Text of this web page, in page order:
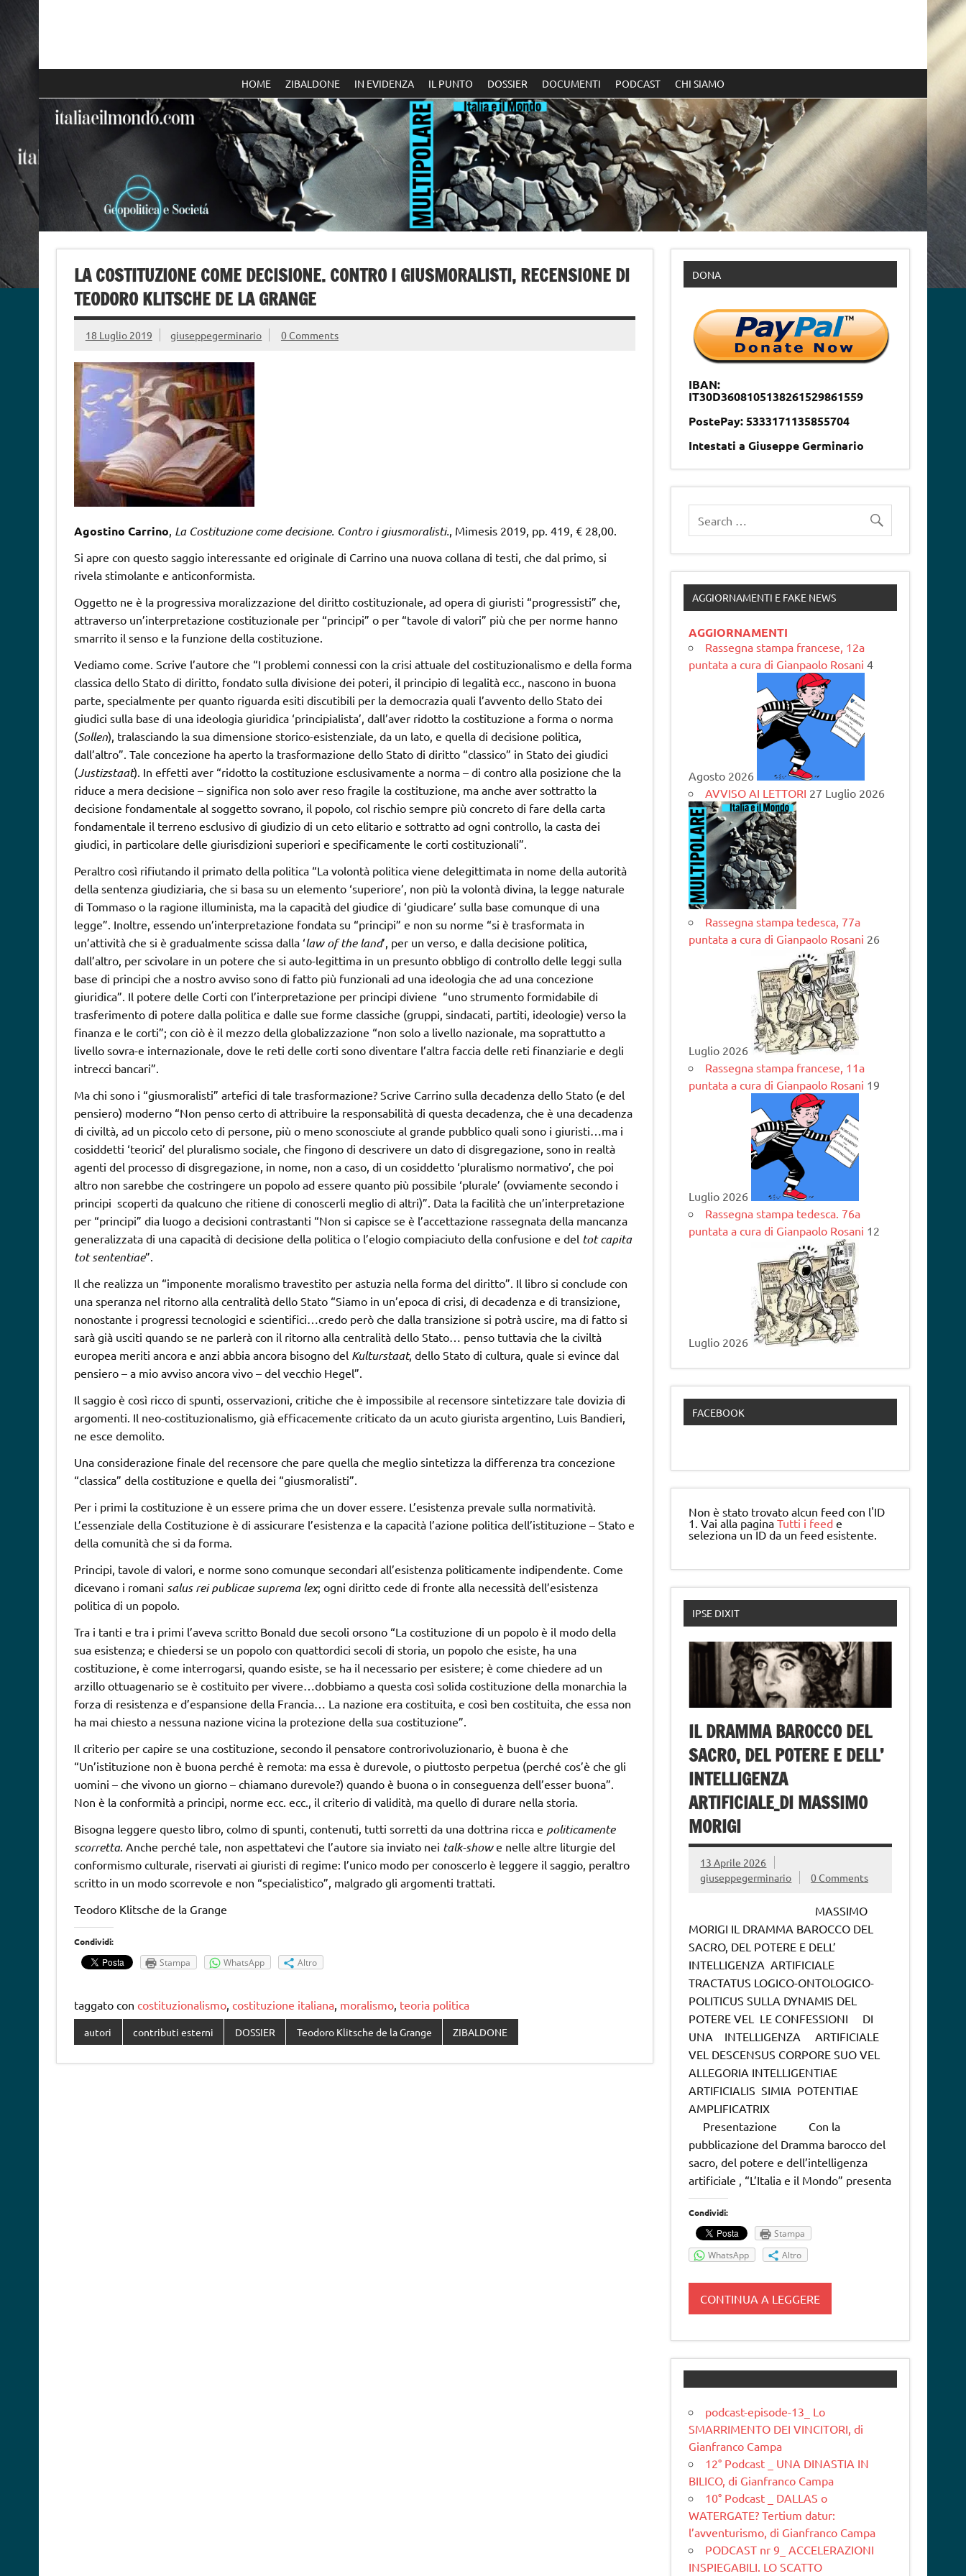
HOME ZIBALDONE IN EVIDENZA IL PUNTO DOSSIER DOCUMENTI PODCAST CHI SIAMO
LA COSTITUZIONE COME DECISIONE. CONTRO I GIUSMORALISTI, RECENSIONE DI
TEODORO KLITSCHE DE LA GRANGE
18 Luglio 2019 giuseppegerminario 0 Comments
Agostino Carrino, La Costituzione come decisione. Contro i giusmoralisti., Mimesis 2019, pp. 419, € 28,00.
Si apre con questo saggio interessante ed originale di Carrino una nuova collana di testi, che dal primo, si
rivela stimolante e anticonformista.
Oggetto ne è la progressiva moralizzazione del diritto costituzionale, ad opera di giuristi “progressisti” che,
attraverso un’interpretazione costituzionale per “principi” o per “tavole di valori” più che per norme hanno
smarrito il senso e la funzione della costituzione.
Vediamo come. Scrive l’autore che “I problemi connessi con la crisi attuale del costituzionalismo e della forma
classica dello Stato di diritto, fondato sulla divisione dei poteri, il principio di legalità ecc., nascono in buona
parte, specialmente per quanto riguarda esiti discutibili per la democrazia quali l’avvento dello Stato dei
giudici sulla base di una ideologia giuridica ‘principialista’, dall’aver ridotto la costituzione a forma o norma
(Sollen), tralasciando la sua dimensione storico-esistenziale, da un lato, e quella di decisione politica,
dall’altro”. Tale concezione ha aperto la trasformazione dello Stato di diritto “classico” in Stato dei giudici
(Justizstaat). In effetti aver “ridotto la costituzione esclusivamente a norma – di contro alla posizione che la
riduce a mera decisione – significa non solo aver reso fragile la costituzione, ma anche aver sottratto la
decisione fondamentale al soggetto sovrano, il popolo, col rischio sempre più concreto di fare della carta
fondamentale il terreno esclusivo di giudizio di un ceto elitario e sottratto ad ogni controllo, la casta dei
giudici, in particolare delle giurisdizioni superiori e specificamente le corti costituzionali”.
Peraltro così rifiutando il primato della politica “La volontà politica viene delegittimata in nome della autorità
della sentenza giudiziaria, che si basa su un elemento ‘superiore’, non più la volontà divina, la legge naturale
di Tommaso o la ragione illuminista, ma la capacità del giudice di ‘giudicare’ sulla base comunque di una
legge”. Inoltre, essendo un’interpretazione fondata su “principi” e non su norme “si è trasformata in
un’attività che si è gradualmente scissa dalla ‘law of the land’, per un verso, e dalla decisione politica,
dall’altro, per scivolare in un potere che si auto-legittima in un presunto obbligo di controllo delle leggi sulla
base di principi che a nostro avviso sono di fatto più funzionali ad una ideologia che ad una concezione
giuridica”. Il potere delle Corti con l’interpretazione per principi diviene “uno strumento formidabile di
trasferimento di potere dalla politica e dalle sue forme classiche (gruppi, sindacati, partiti, ideologie) verso la
finanza e le corti”; con ciò è il mezzo della globalizzazione “non solo a livello nazionale, ma soprattutto a
livello sovra-e internazionale, dove le reti delle corti sono diventare l’altra faccia delle reti finanziarie e degli
intrecci bancari”.
Ma chi sono i “giusmoralisti” artefici di tale trasformazione? Scrive Carrino sulla decadenza dello Stato (e del
pensiero) moderno “Non penso certo di attribuire la responsabilità di questa decadenza, che è una decadenza
di civiltà, ad un piccolo ceto di persone, più o meno sconosciute al grande pubblico quali sono i giuristi…ma i
cosiddetti ‘teorici’ del pluralismo sociale, che fingono di descrivere un dato di disgregazione, sono in realtà
agenti del processo di disgregazione, in nome, non a caso, di un cosiddetto ‘pluralismo normativo’, che poi
altro non sarebbe che costringere un popolo ad essere quanto più possibile ‘plurale’ (ovviamente secondo i
principi scoperti da qualcuno che ritiene di conoscerli meglio di altri)”. Data la facilità che un’interpretazione
per “principi” dia luogo a decisioni contrastanti “Non si capisce se è l’accettazione rassegnata della mancanza
generalizzata di una capacità di decisione della politica o l’elogio compiaciuto della confusione e del tot capita
tot sententiae”.
Il che realizza un “imponente moralismo travestito per astuzia nella forma del diritto”. Il libro si conclude con
una speranza nel ritorno alla centralità dello Stato “Siamo in un’epoca di crisi, di decadenza e di transizione,
nonostante i progressi tecnologici e scientifici…credo però che dalla transizione si potrà uscire, ma di fatto si
sarà già usciti quando se ne parlerà con il ritorno alla centralità dello Stato… penso tuttavia che la civiltà
europea meriti ancora e anzi abbia ancora bisogno del Kulturstaat, dello Stato di cultura, quale si evince dal
pensiero – a mio avviso ancora vivo – del vecchio Hegel”.
Il saggio è così ricco di spunti, osservazioni, critiche che è impossibile al recensore sintetizzare tale dovizia di
argomenti. Il neo-costituzionalismo, già efficacemente criticato da un acuto giurista argentino, Luis Bandieri,
ne esce demolito.
Una considerazione finale del recensore che pare quella che meglio sintetizza la differenza tra concezione
“classica” della costituzione e quella dei “giusmoralisti”.
Per i primi la costituzione è un essere prima che un dover essere. L’esistenza prevale sulla normatività.
L’essenziale della Costituzione è di assicurare l’esistenza e la capacità l’azione politica dell’istituzione – Stato e
della comunità che si da forma.
Principi, tavole di valori, e norme sono comunque secondari all’esistenza politicamente indipendente. Come
dicevano i romani salus rei publicae suprema lex; ogni diritto cede di fronte alla necessità dell’esistenza
politica di un popolo.
Tra i tanti e tra i primi l’aveva scritto Bonald due secoli orsono “La costituzione di un popolo è il modo della
sua esistenza; e chiedersi se un popolo con quattordici secoli di storia, un popolo che esiste, ha una
costituzione, è come interrogarsi, quando esiste, se ha il necessario per esistere; è come chiedere ad un
arzillo ottuagenario se è costituito per vivere…dobbiamo a questa così solida costituzione della monarchia la
forza di resistenza e d’espansione della Francia… La nazione era costituita, e così ben costituita, che essa non
ha mai chiesto a nessuna nazione vicina la protezione della sua costituzione”.
Il criterio per capire se una costituzione, secondo il pensatore controrivoluzionario, è buona è che
“Un’istituzione non è buona perché è remota: ma essa è durevole, o piuttosto perpetua (perché cos’è che gli
uomini – che vivono un giorno – chiamano durevole?) quando è buona o in conseguenza dell’esser buona”.
Non è la conformità a principi, norme ecc. ecc., il criterio di validità, ma quello di durare nella storia.
Bisogna leggere questo libro, colmo di spunti, contenuti, tutti sorretti da una dottrina ricca e politicamente
scorretta. Anche perché tale, non aspettatevi che l’autore sia inviato nei talk-showe nelle altre liturgie del
conformismo culturale, riservati ai giuristi di regime: l’unico modo per conoscerlo è leggere il saggio, peraltro
scritto in un modo scorrevole e non “specialistico”, malgrado gli argomenti trattati.
Teodoro Klitsche de la Grange
Condividi:
Stampa WhatsApp Altro
taggato con costituzionalismo, costituzione italiana, moralismo, teoria politica
autori contributi esterni DOSSIER Teodoro Klitsche de la Grange ZIBALDONE
DONA
IBAN:
IT30D3608105138261529861559
PostePay: 5333171135855704
Intestati a Giuseppe Germinario
AGGIORNAMENTI E FAKE NEWS
AGGIORNAMENTI
Rassegna stampa francese, 12a
puntata a cura di Gianpaolo Rosani 4
Agosto 2026
AVVISO AI LETTORI 27 Luglio 2026
Rassegna stampa tedesca, 77a
puntata a cura di Gianpaolo Rosani 26
Luglio 2026
Rassegna stampa francese, 11a
puntata a cura di Gianpaolo Rosani 19
Luglio 2026
Rassegna stampa tedesca. 76a
puntata a cura di Gianpaolo Rosani 12
Luglio 2026
FACEBOOK
Non è stato trovato alcun feed con l'ID
1. Vai alla paginaTutti i feed e
seleziona un ID da un feed esistente.
IPSE DIXIT
IL DRAMMA BAROCCO DEL
SACRO, DEL POTERE E DELL’
INTELLIGENZA
ARTIFICIALE_DI MASSIMO
MORIGI
13 Aprile 2026
giuseppegerminario
0 Comments
MASSIMO
MORIGI IL DRAMMA BAROCCO DEL
SACRO, DEL POTERE E DELL’
INTELLIGENZA ARTIFICIALE
TRACTATUS LOGICO-ONTOLOGICO-
POLITICUS SULLA DYNAMIS DEL
POTERE VEL LE CONFESSIONI DI
UNA INTELLIGENZA ARTIFICIALE
VEL DESCENSUS CORPORE SUO VEL
ALLEGORIA INTELLIGENTIAE
ARTIFICIALIS SIMIA POTENTIAE
AMPLIFICATRIX
Presentazione Con la
pubblicazione del Dramma barocco del
sacro, del potere e dell’intelligenza
artificiale , “L’Italia e il Mondo” presenta
Condividi:
Stampa
WhatsApp
Altro
CONTINUA A LEGGERE
podcast-episode-13_ Lo
SMARRIMENTO DEI VINCITORI, di
Gianfranco Campa
12° Podcast _ UNA DINASTIA IN
BILICO, di Gianfranco Campa
10° Podcast _ DALLAS o
WATERGATE? Tertium datur:
l’avventurismo, di Gianfranco Campa
PODCAST nr 9_ ACCELERAZIONI
INSPIEGABILI. LO SCATTO